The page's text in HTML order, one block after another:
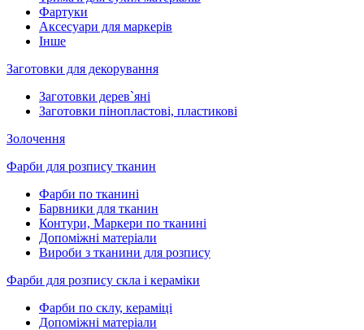
Фартуки
Аксесуари для маркерів
Інше
Заготовки для декорування
Заготовки дерев`яні
Заготовки пінопластові, пластикові
Золочення
Фарби для розпису тканин
Фарби по тканині
Барвники для тканин
Контури, Маркери по тканині
Допоміжні матеріали
Вироби з тканини для розпису
Фарби для розпису скла і кераміки
Фарби по склу, кераміці
Допоміжні матеріали